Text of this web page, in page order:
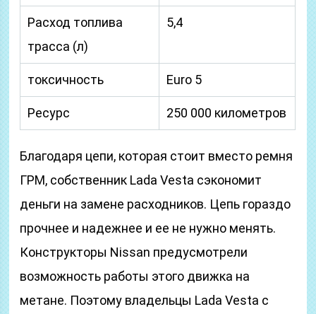
Расход топлива
трасса (л)
5,4
токсичность Euro 5
Ресурс 250 000 километров
Благодаря цепи, которая стоит вместо ремня
ГРМ, собственник Lada Vesta сэкономит
деньги на замене расходников. Цепь гораздо
прочнее и надежнее и ее не нужно менять.
Конструкторы Nissan предусмотрели
возможность работы этого движка на
метане. Поэтому владельцы Lada Vesta с